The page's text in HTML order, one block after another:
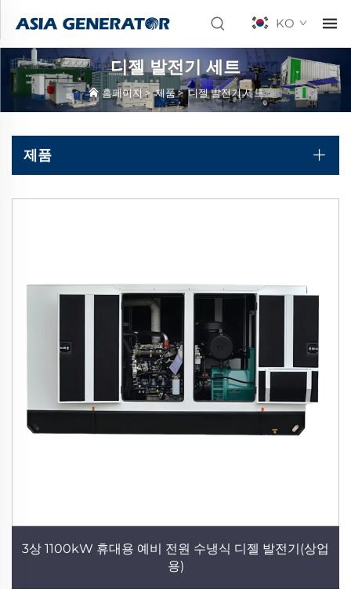
KO
디젤 발전기 세트
홈페이지>제품>디젤 발전기 세트
제품
3상 1100kW 휴대용 예비 전원 수냉식 디젤 발전기(상업
용)